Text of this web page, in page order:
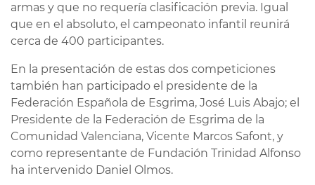
armas y que no requería clasificación previa. Igual
que en el absoluto, el campeonato infantil reunirá
cerca de 400 participantes.
En la presentación de estas dos competiciones
también han participado el presidente de la
Federación Española de Esgrima, José Luis Abajo; el
Presidente de la Federación de Esgrima de la
Comunidad Valenciana, Vicente Marcos Safont, y
como representante de Fundación Trinidad Alfonso
ha intervenido Daniel Olmos.